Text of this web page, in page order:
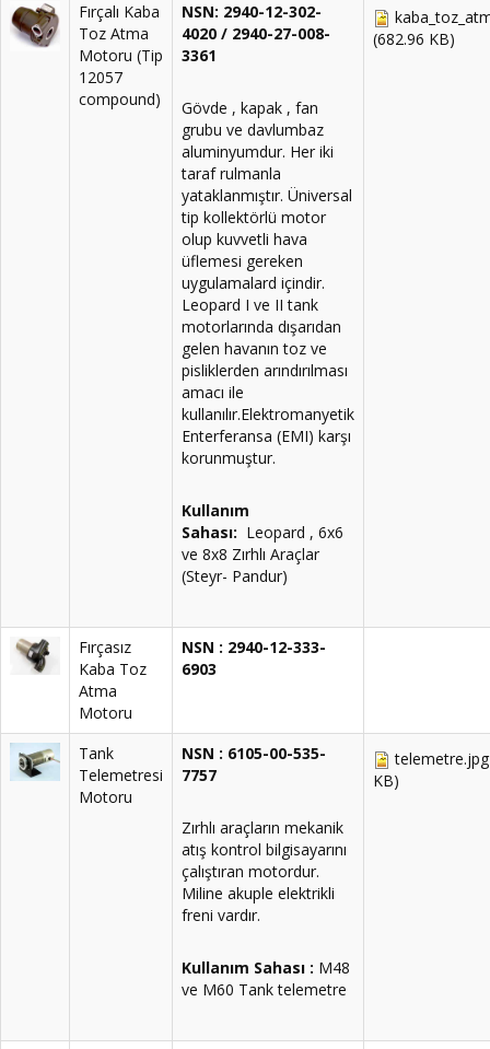
Fırçalı Kaba
Toz Atma
Motoru (Tip
12057
compound)
NSN: 2940-12-302-
4020 / 2940-27-008-
3361
Gövde , kapak , fan
grubu ve davlumbaz
aluminyumdur. Her iki
taraf rulmanla
yataklanmıştır. Üniversal
tip kollektörlü motor
olup kuvvetli hava
üflemesi gereken
uygulamalard içindir.
Leopard I ve II tank
motorlarında dışarıdan
gelen havanın toz ve
pisliklerden arındırılması
amacı ile
kullanılır.Elektromanyetik
Enterferansa (EMI) karşı
korunmuştur.
Kullanım
Sahası: Leopard , 6x6
ve 8x8 Zırhlı Araçlar
(Steyr- Pandur)
(682.96 KB)
Fırçasız
Kaba Toz
Atma
Motoru
NSN : 2940-12-333-
6903
Tank
Telemetresi
Motoru
NSN : 6105-00-535-
7757
Zırhlı araçların mekanik
atış kontrol bilgisayarını
çalıştıran motordur.
Miline akuple elektrikli
freni vardır.
Kullanım Sahası : M48
ve M60 Tank telemetre
telemetre.jpg
KB)